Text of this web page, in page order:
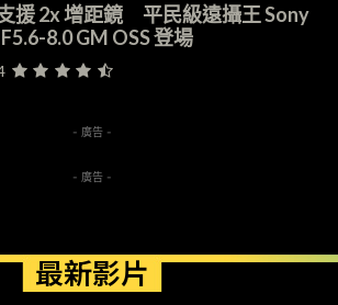
援 2x 增距鏡 平民級遠攝王 Sony
8.0 GM OSS 登場
- 廣告 -
- 廣告 -
最新影片